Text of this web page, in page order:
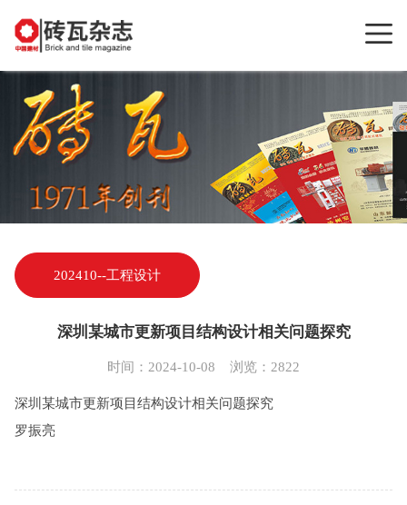
202410--工程设计
深圳某城市更新项目结构设计相关问题探究
时间：2024-10-08 浏览：2822
深圳某城市更新项目结构设计相关问题探究
罗振亮